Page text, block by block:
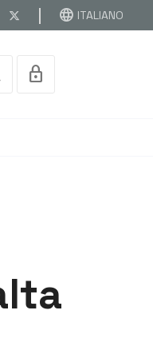
language ITALIANO
lock